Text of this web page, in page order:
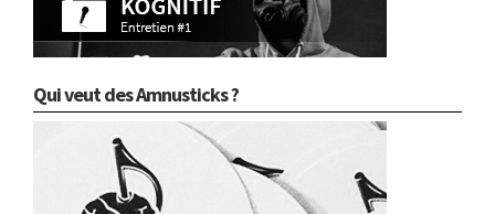
Qui veut des Amnusticks ?